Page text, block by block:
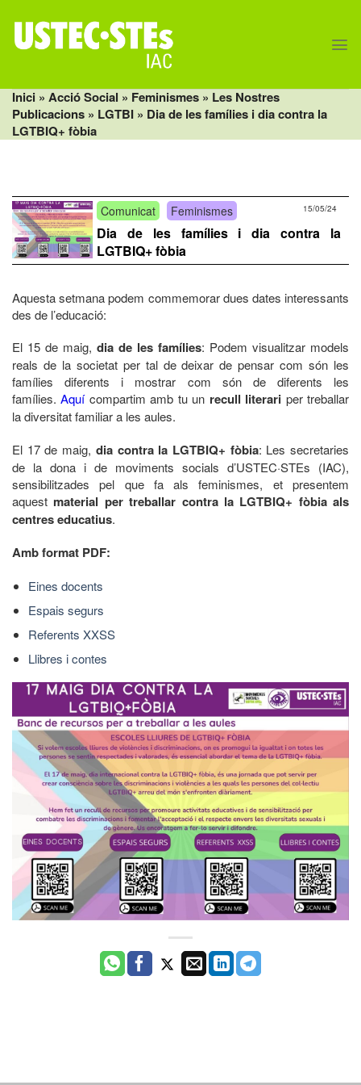
content
Inici » Acció Social » Feminismes » Les Nostres
Publicacions » LGTBI » Dia de les famílies i dia contra la
LGTBIQ+ fòbia
Comunicat Feminismes 15/05/24
Dia de les famílies i dia contra la
LGTBIQ+ fòbia
Aquesta setmana podem commemorar dues dates interessants
des de l’educació:
El 15 de maig, dia de les famílies: Podem visualitzar models
reals de la societat per tal de deixar de pensar com són les
famílies diferents i mostrar com són de diferents les
famílies.Aquícompartim amb tu un recull literari per treballar
la diversitat familiar a les aules.
El 17 de maig, dia contra la LGTBIQ+ fòbia: Les secretaries
de la dona i de moviments socials d’USTEC·STEs (IAC),
sensibilitzades pel que fa als feminismes, et presentem
aquest material per treballar contra la LGTBIQ+ fòbia als
centres educatius.
Amb format PDF:
Eines docents
Espais segurs
Referents XXSS
Llibres i contes